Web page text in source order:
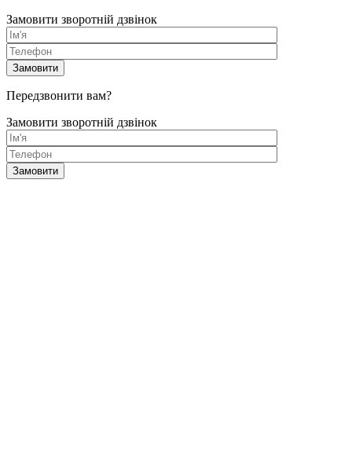
Замовити зворотній дзвінок
Передзвонити вам?
Замовити зворотній дзвінок